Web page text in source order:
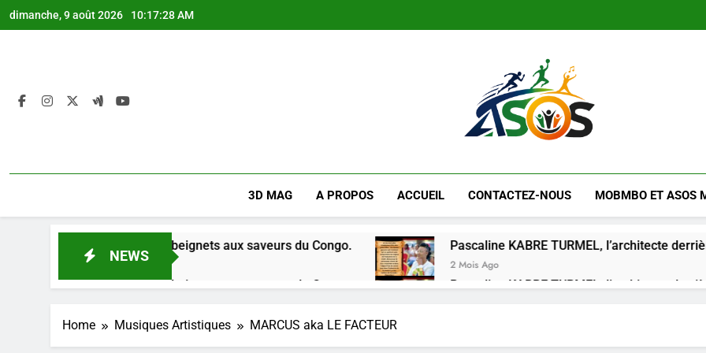
Skip
to
dimanche, 9 août 2026 10:17:29 AM
Mikate
Shekinah Nanour Tchilendo : «
Shekinah Nanour Tchilendo : «
LE MAG DE
3D MAG A PROPOS ACCUEIL CONTACTEZ-NOUS MOBMBO ET ASOS
NEWS
boutique de beignets aux saveurs du Congo. Pascaline KABRE TURMEL, l’architecte derrière le
2 Mois Ago
boutique de beignets aux saveurs du Congo. Pascaline KABRE TURMEL, l’architecte derrière le
Home Musiques Artistiques MARCUS aka LE FACTEUR